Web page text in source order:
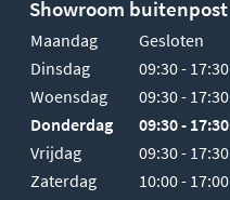
Showroom buitenpost
Maandag
Gesloten
Dinsdag
09:30 - 17:30
Woensdag
09:30 - 17:30
Donderdag
09:30 - 17:30
Vrijdag
09:30 - 17:30
Zaterdag
10:00 - 17:00